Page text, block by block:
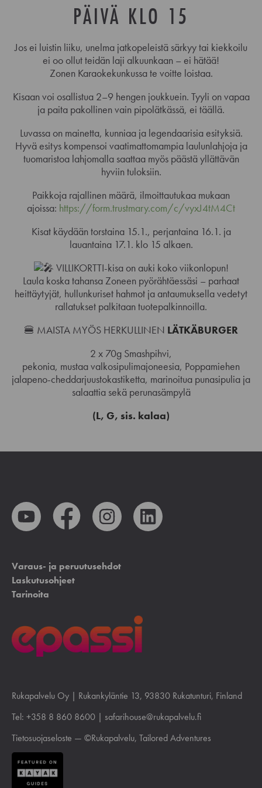
PÄIVÄ KLO 15
Jos ei luistin liiku, unelma jatkopeleistä särkyy tai kiekkoilu
ei oo ollut teidän laji alkuunkaan – ei hätää!
Zonen Karaokekunkussa te voitte loistaa.
Kisaan voi osallistua 2–9 hengen joukkuein. Tyyli on vapaa
ja paita pakollinen vain pipolätkässä, ei täällä.
Luvassa on mainetta, kunniaa ja legendaarisia esityksiä.
Hyvä esitys kompensoi vaatimattomampia laulunlahjoja ja
tuomaristoa lahjomalla saattaa myös päästä yllättävän
hyviin tuloksiin.
Paikkoja rajallinen määrä, ilmoittautukaa mukaan
ajoissa: https://form.trustmary.com/c/vyxJ4tM4Ct
Kisat käydään torstaina 15.1., perjantaina 16.1. ja
lauantaina 17.1. klo 15 alkaen.
VILLIKORTTI-kisa on auki koko viikonlopun!
Laula koska tahansa Zoneen pyörähtäessäsi – parhaat
heittäytyjät, hullunkuriset hahmot ja antaumuksella vedetyt
rallatukset palkitaan tuotepalkinnoilla.
🍔 MAISTA MYÖS HERKULLINEN LÄTKÄBURGER
2 x 70g Smashpihvi,
pekonia, mustaa valkosipulimajoneesia, Poppamiehen
jalapeno-cheddarjuustokastiketta, marinoitua punasipulia ja
salaattia sekä perunasämpylä
(L, G, sis. kalaa)
Rukapalvelu Oy | Rukankyläntie 13, 93830 Rukatunturi, Finland
Tel: +358 8 860 8600 | safarihouse@rukapalvelu.fi
Tietosuojaseloste — ©Rukapalvelu, Tailored Adventures
Varaus- ja peruutusehdot
Laskutusohjeet
Tarinoita